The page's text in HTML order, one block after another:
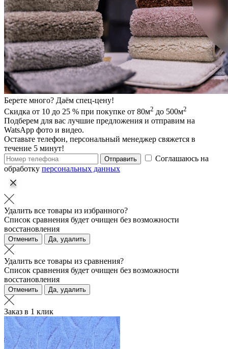
Берете много? Даём спец-цену!
Скидка от 10 до 25 % при покупке от 80м2 до 500м2
Подберем для вас лучшие предложения и отправим на
WatsApp фото и видео.
Оставьте телефон, персональный менеджер свяжется в
течение 5 минут!
Отправить
Соглашаюсь на
обработку персональных данных
Удалить все товары из избранного?
Список сравнения будет очищен без возможности
восстановления
Отменить Да, удалить
Удалить все товары из сравнения?
Список сравнения будет очищен без возможности
восстановления
Отменить Да, удалить
Заказ в 1 клик